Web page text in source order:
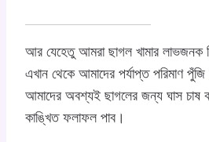
আর যেহেতু আমরা ছাগল খামার লাভজনক
এখান থেকে আমাদের পর্যাপ্ত পরিমাণ
আমাদের অবশ্যই ছাগলের জন্য ঘাস চাষ
কাঙ্খিত ফলাফল পাব।